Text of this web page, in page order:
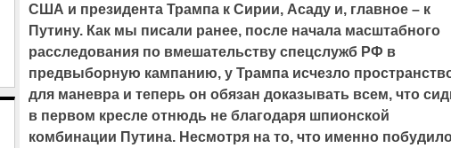
США и президента Трампа к Сирии, Асаду и, главное – к
Путину. Как мы писали ранее, после начала масштабного
расследования по вмешательству спецслужб РФ в
предвыборную кампанию, у Трампа исчезло
для маневра и теперь он обязан доказывать всем, что
в первом кресле отнюдь не благодаря шпионской
комбинации Путина. Несмотря на то, что именно